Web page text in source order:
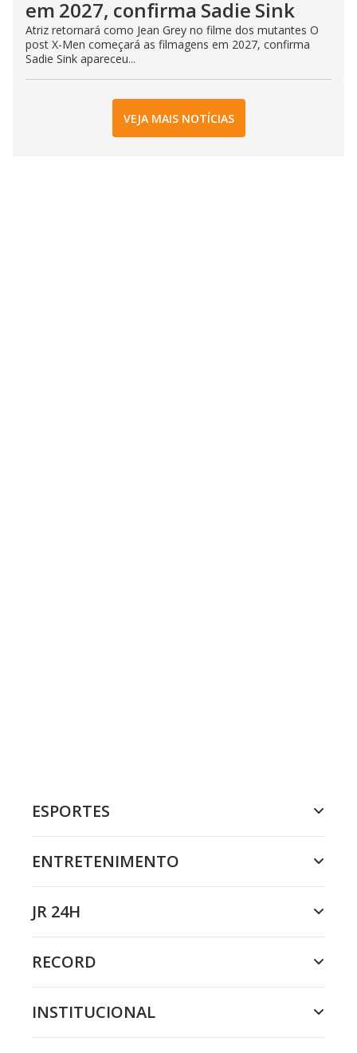
em 2027, confirma Sadie Sink
Atriz retornará como Jean Grey no filme dos mutantes O
post X-Men começará as filmagens em 2027, confirma
Sadie Sink apareceu...
VEJA MAIS NOTÍCIAS
ESPORTES
ENTRETENIMENTO
JR 24H
RECORD
INSTITUCIONAL